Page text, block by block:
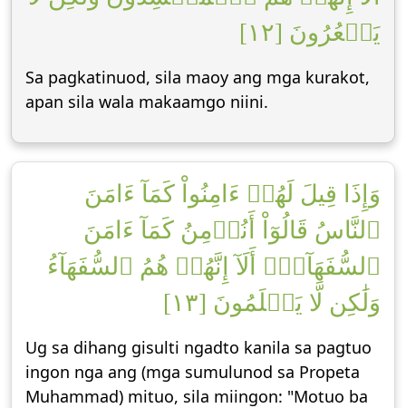
يَشۡعُرُونَ [١٢]
Sa pagkatinuod, sila maoy ang mga kurakot,
apan sila wala makaamgo niini.
وَإِذَا قِيلَ لَهُمۡ ءَامِنُواْ كَمَآ ءَامَنَ
ٱلنَّاسُ قَالُوٓاْ أَنُؤۡمِنُ كَمَآ ءَامَنَ
ٱلسُّفَهَآءُۗ أَلَآ إِنَّهُمۡ هُمُ ٱلسُّفَهَآءُ
وَلَٰكِن لَّا يَعۡلَمُونَ [١٣]
Ug sa dihang gisulti ngadto kanila sa pagtuo
ingon nga ang (mga sumulunod sa Propeta
Muhammad) mituo, sila miingon: "Motuo ba